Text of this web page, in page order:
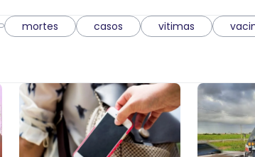
mortes casos vitimas